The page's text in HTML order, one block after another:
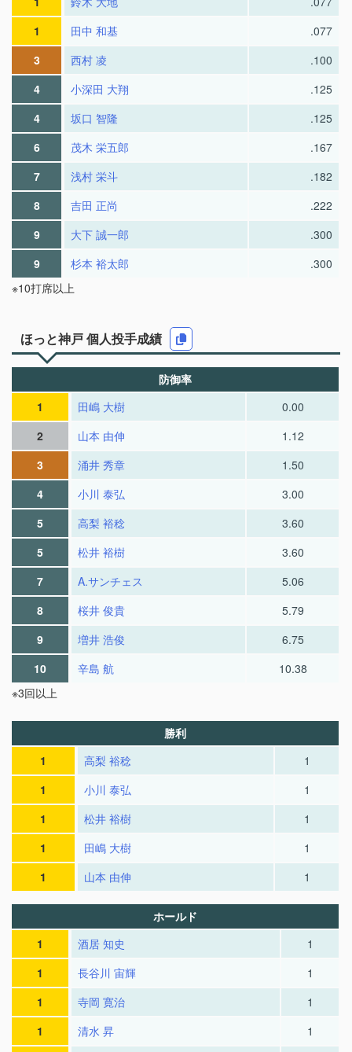
1
田中 和基
.077
3
西村 凌
.100
4
小深田 大翔
.125
4
坂口 智隆
.125
6
茂木 栄五郎
.167
7
浅村 栄斗
.182
8
吉田 正尚
.222
9
大下 誠一郎
.300
9
杉本 裕太郎
.300
※10打席以上
ほっと神戸 個人投手成績
防御率
1
田嶋 大樹
0.00
2
山本 由伸
1.12
3
涌井 秀章
1.50
4
小川 泰弘
3.00
5
高梨 裕稔
3.60
5
松井 裕樹
3.60
7
A.サンチェス
5.06
8
桜井 俊貴
5.79
9
増井 浩俊
6.75
10
辛島 航
10.38
※3回以上
勝利
1
高梨 裕稔
1
1
小川 泰弘
1
1
松井 裕樹
1
1
田嶋 大樹
1
1
山本 由伸 1
ホールド
1
酒居 知史
1
1
長谷川 宙輝
1
1
寺岡 寛治
1
1
清水 昇
1